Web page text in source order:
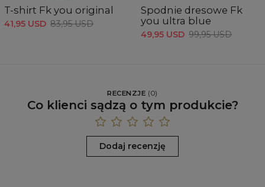
T-shirt Fk you original
41,95 USD 83,95 USD
Spodnie dresowe Fk
you ultra blue
49,95 USD 99,95 USD
RECENZJE (0)
Co klienci sądzą o tym produkcie?
Dodaj recenzję